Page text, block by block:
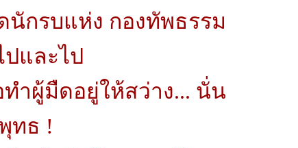
นักรบแห่ง กองทัพธรรม
ปและไป
ทำผู้มืดอยู่ให้สว่าง... นั่น
ทธ !